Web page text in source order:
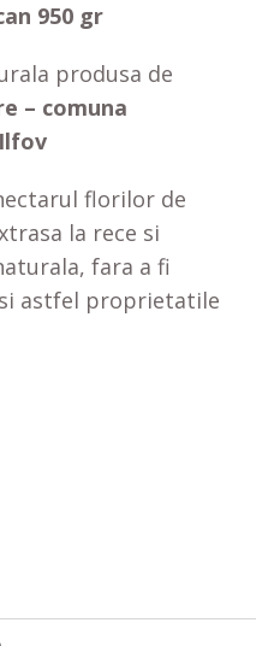
950 gr
produsa de
– comuna
florilor de
la rece si
fara a fi
astfel proprietatile